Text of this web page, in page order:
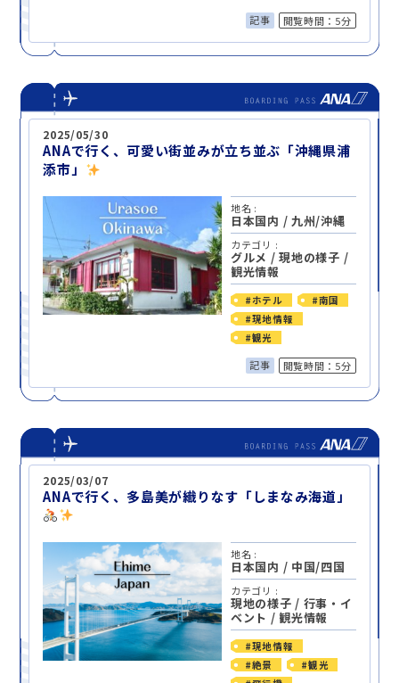
記事 閲覧時間：5分
2025/05/30
ANAで行く、可愛い街並みが立ち並ぶ「沖縄県浦
添市」
地名 :
日本国内 /九州/沖縄
カテゴリ :
グルメ /現地の様子 /
観光情報
#ホテル
#南国
#現地情報
#観光
記事 閲覧時間：5分
2025/03/07
ANAで行く、多島美が織りなす「しまなみ海道」
地名 :
日本国内 / 中国/四国
カテゴリ :
現地の様子 / 行事・イ
ベント / 観光情報
#現地情報
#絶景
#観光